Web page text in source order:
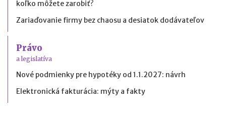
koľko môžete zarobiť?
Zariaďovanie firmy bez chaosu a desiatok dodávateľov
Právo
a legislatíva
Nové podmienky pre hypotéky od 1.1.2027: návrh
Elektronická fakturácia: mýty a fakty